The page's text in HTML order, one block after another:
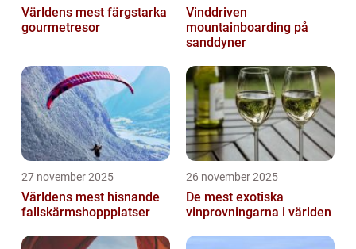
Världens mest färgstarka
gourmetresor
Vinddriven
mountainboarding på
sanddyner
27 november 2025
Världens mest hisnande
fallskärmshoppplatser
26 november 2025
De mest exotiska
vinprovningarna i världen